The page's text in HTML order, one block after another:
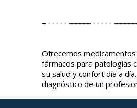
Ofrecemos
fármacos para patologías
su salud y confort día a
diagnóstico de un